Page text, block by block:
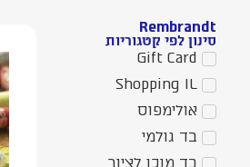
Rembrandt
סינון לפי קטגוריות
Gift Card
Shopping IL
אולימפוס
בד גולמי
בד מוכן לציור